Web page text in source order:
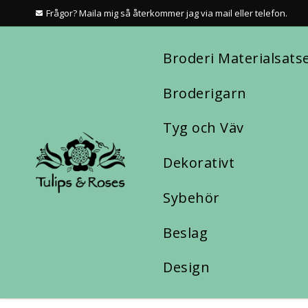
Frågor? Maila mig så återkommer jag via mail eller telefon.
Broderi
Broderigarn
Tyg och Väv
Dekorativt
Sybehör
Beslag
Design